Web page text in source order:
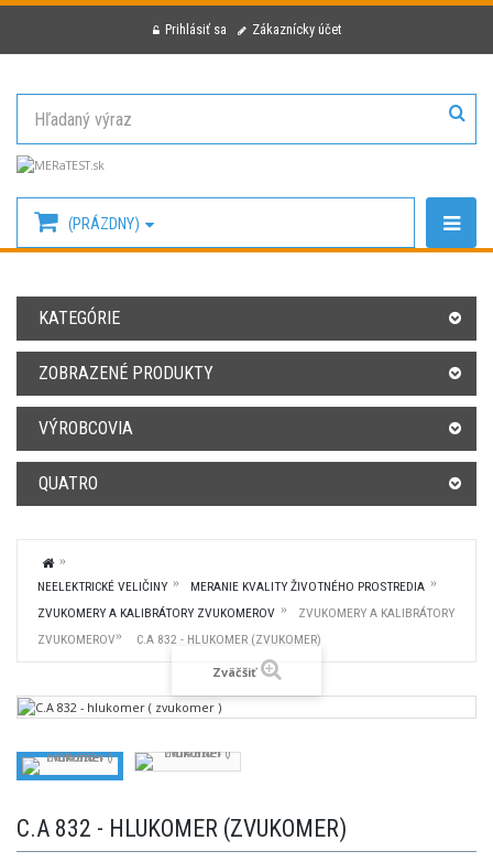
Prihlásiť sa Zákaznícky účet
(PRÁZDNY)
KATEGÓRIE
ZOBRAZENÉ PRODUKTY
VÝROBCOVIA
QUATRO
NEELEKTRICKÉ VELIČINY
MERANIE KVALITY ŽIVOTNÉHO PROSTREDIA
ZVUKOMERY A KALIBRÁTORY ZVUKOMEROV
ZVUKOMERY A KALIBRÁTORY
ZVUKOMEROV
C.A 832 - HLUKOMER (ZVUKOMER)
Zväčšiť
C.A 832 - HLUKOMER (ZVUKOMER)